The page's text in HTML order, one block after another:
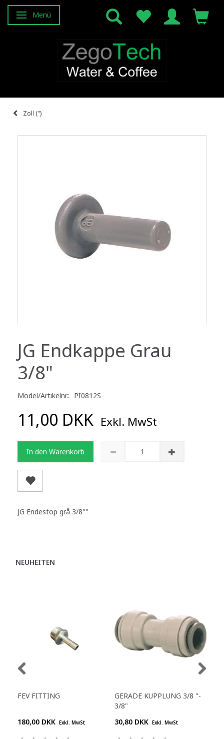
Anzeige ändern
Menü
Zoll (")
JG Endkappe Grau
3/8"
Model/Artikelnr.: PI0812S
11,00 DKK Exkl. MwSt
In den Warenkorb
JG Endestop grå 3/8""
NEUHEITEN
FEV FITTING
180,00 DKK Exkl. MwSt
GERADE KUPPLUNG 3/8 "-
3/8"
30,80 DKK Exkl. MwSt